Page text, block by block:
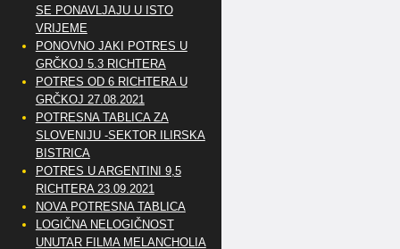
SE PONAVLJAJU U ISTO
VRIJEME
PONOVNO JAKI POTRES U
GRČKOJ 5.3 RICHTERA
POTRES OD 6 RICHTERA U
GRČKOJ 27.08.2021
POTRESNA TABLICA ZA
SLOVENIJU -SEKTOR ILIRSKA
BISTRICA
POTRES U ARGENTINI 9,5
RICHTERA 23.09.2021
NOVA POTRESNA TABLICA
LOGIČNA NELOGIČNOST
UNUTAR FILMA MELANCHOLIA